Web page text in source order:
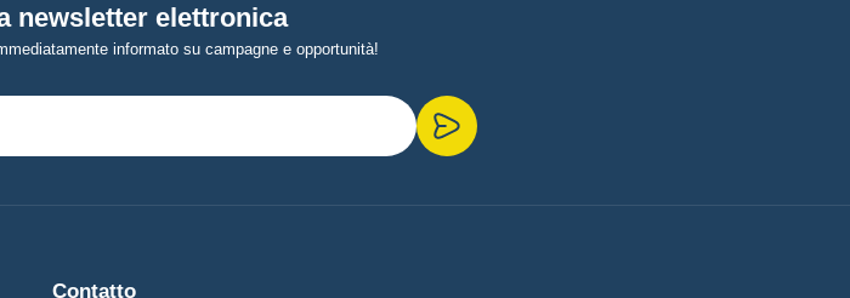
newsletter elettronica
informato su campagne e opportunità!
Contatto